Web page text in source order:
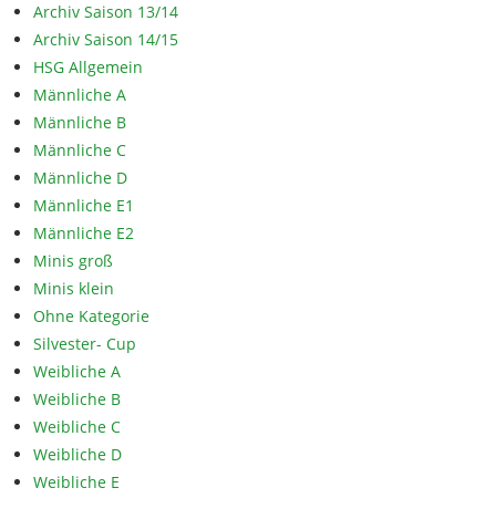
Archiv Saison 13/14
Archiv Saison 14/15
HSG Allgemein
Männliche A
Männliche B
Männliche C
Männliche D
Männliche E1
Männliche E2
Minis groß
Minis klein
Ohne Kategorie
Silvester- Cup
Weibliche A
Weibliche B
Weibliche C
Weibliche D
Weibliche E